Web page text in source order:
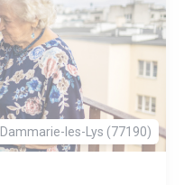
Dammarie-les-Lys (77190)